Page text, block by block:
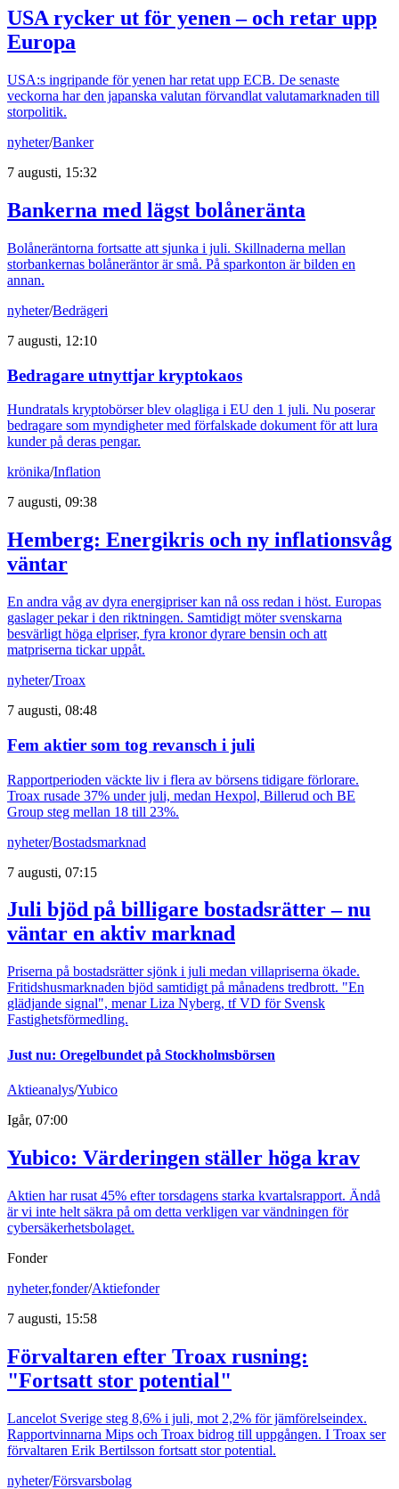
USA rycker ut för yenen – och retar upp
Europa
USA:s ingripande för yenen har retat upp ECB. De senaste
veckorna har den japanska valutan förvandlat valutamarknaden till
storpolitik.
nyheter/Banker
7 augusti, 15:32
Bankerna med lägst bolåneränta
Bolåneräntorna fortsatte att sjunka i juli. Skillnaderna mellan
storbankernas bolåneräntor är små. På sparkonton är bilden en
annan.
nyheter/Bedrägeri
7 augusti, 12:10
Bedragare utnyttjar kryptokaos
Hundratals kryptobörser blev olagliga i EU den 1 juli. Nu poserar
bedragare som myndigheter med förfalskade dokument för att lura
kunder på deras pengar.
krönika/Inflation
7 augusti, 09:38
Hemberg: Energikris och ny inflationsvåg
väntar
En andra våg av dyra energipriser kan nå oss redan i höst. Europas
gaslager pekar i den riktningen. Samtidigt möter svenskarna
besvärligt höga elpriser, fyra kronor dyrare bensin och att
matpriserna tickar uppåt.
nyheter/Troax
7 augusti, 08:48
Fem aktier som tog revansch i juli
Rapportperioden väckte liv i flera av börsens tidigare förlorare.
Troax rusade 37% under juli, medan Hexpol, Billerud och BE
Group steg mellan 18 till 23%.
nyheter/Bostadsmarknad
7 augusti, 07:15
Juli bjöd på billigare bostadsrätter – nu
väntar en aktiv marknad
Priserna på bostadsrätter sjönk i juli medan villapriserna ökade.
Fritidshusmarknaden bjöd samtidigt på månadens tredbrott. "En
glädjande signal", menar Liza Nyberg, tf VD för Svensk
Fastighetsförmedling.
Just nu: Oregelbundet på Stockholmsbörsen
Aktieanalys/Yubico
Igår, 07:00
Yubico: Värderingen ställer höga krav
Aktien har rusat 45% efter torsdagens starka kvartalsrapport. Ändå
är vi inte helt säkra på om detta verkligen var vändningen för
cybersäkerhetsbolaget.
Fonder
nyheter,fonder/Aktiefonder
7 augusti, 15:58
Förvaltaren efter Troax rusning:
"Fortsatt stor potential"
Lancelot Sverige steg 8,6% i juli, mot 2,2% för jämförelseindex.
Rapportvinnarna Mips och Troax bidrog till uppgången. I Troax ser
förvaltaren Erik Bertilsson fortsatt stor potential.
nyheter/Försvarsbolag